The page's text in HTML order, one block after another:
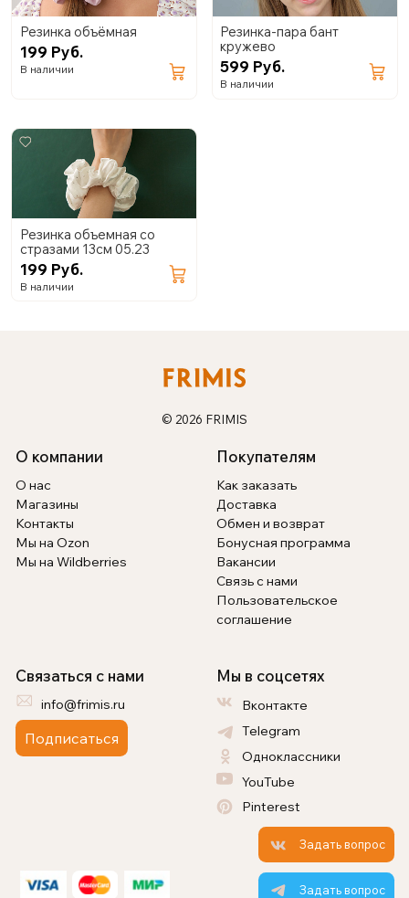
Резинка объёмная
199 Руб.
В наличии
Резинка-пара бант
кружево
599 Руб.
В наличии
Резинка объемная со
стразами 13см 05.23
199 Руб.
В наличии
© 2026 FRIMIS
О компании
О нас
Магазины
Контакты
Мы на Ozon
Мы на Wildberries
Покупателям
Как заказать
Доставка
Обмен и возврат
Бонусная программа
Вакансии
Связь с нами
Пользовательское
соглашение
Связаться с нами
info@frimis.ru
Подписаться
Мы в соцсетях
Вконтакте
Telegram
Одноклассники
YouTube
Pinterest
Задать вопрос
Задать вопрос